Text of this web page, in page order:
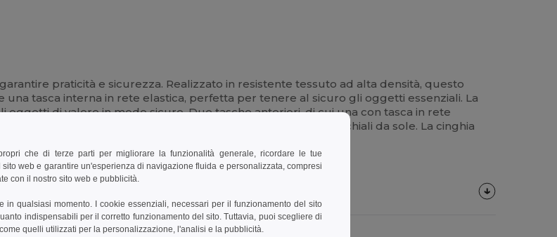
praticità e sicurezza. Realizzato in resistente tessuto ad alta densità, questo
tasca interna in rete elastica, perfetta per tenere al sicuro gli oggetti essenziali. La
di valore in modo sicuro. Due tasche anteriori, di cui una con tasca in rete
laterale
è perfetto per agganciare moschettoni o occhiali da sole. La cinghia
marsupio un accessorio versatile per qualsiasi avventura.
che di terze parti per migliorare la funzionalità generale, ricordare le tue
web e garantire un'esperienza di navigazione fluida e personalizzata, compresi
con il nostro sito web e pubblicità.
in qualsiasi momento. I cookie essenziali, necessari per il funzionamento del sito
indispensabili per il corretto funzionamento del sito. Tuttavia, puoi scegliere di
quelli utilizzati per la personalizzazione, l'analisi e la pubblicità.